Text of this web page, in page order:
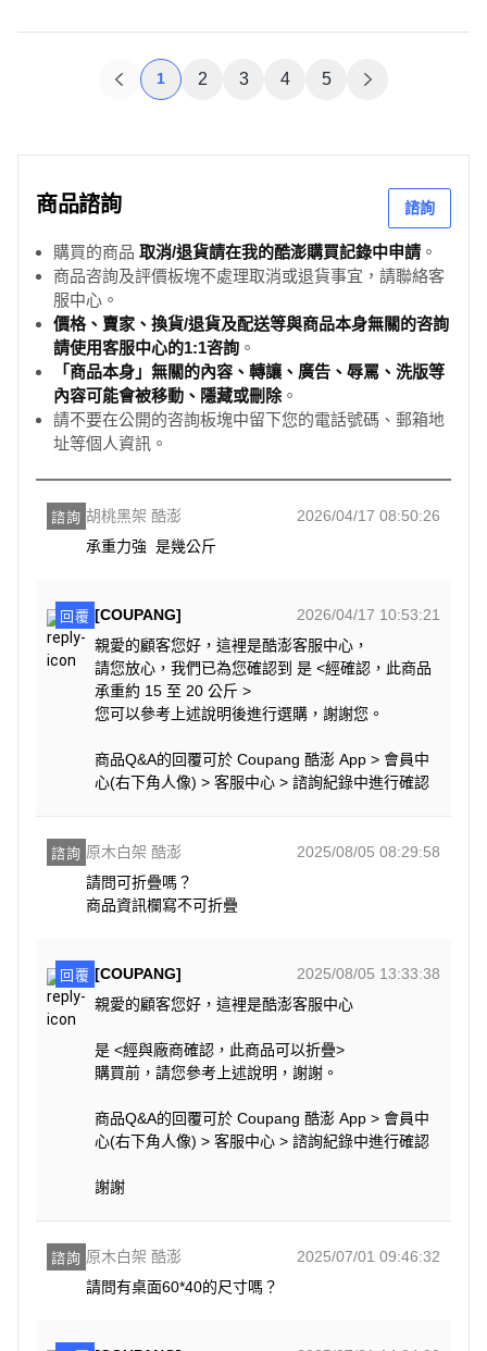
1 2 3 4 5
商品諮詢 諮詢
購買的商品 取消/退貨請在我的酷澎購買記錄中申請 。
商品咨詢及評價板塊不處理取消或退貨事宜，請聯絡客
服中心。
價格、賣家、換貨/退貨及配送等與商品本身無關的咨詢
請使用客服中心的1:1咨詢 。
「商品本身」無關的內容、轉讓、廣告、辱罵、洗版等
內容可能會被移動、隱藏或刪除。
請不要在公開的咨詢板塊中留下您的電話號碼、郵箱地
址等個人資訊。
諮詢 胡桃黑架 酷澎
2026/04/17 08:50:26
承重力強  是幾公斤
回覆 [COUPANG]
2026/04/17 10:53:21
親愛的顧客您好，這裡是酷澎客服中心，
請您放心，我們已為您確認到 是 <經確認，此商品
承重約 15 至 20 公斤 >
您可以參考上述說明後進行選購，謝謝您。
商品Q&A的回覆可於 Coupang 酷澎 App > 會員中
心(右下角人像) > 客服中心 > 諮詢紀錄中進行確認
諮詢 原木白架 酷澎
2025/08/05 08:29:58
請問可折疊嗎？
商品資訊欄寫不可折疊
回覆 [COUPANG]
2025/08/05 13:33:38
親愛的顧客您好，這裡是酷澎客服中心
是 <經與廠商確認，此商品可以折疊>
購買前，請您參考上述說明，謝謝。
商品Q&A的回覆可於 Coupang 酷澎 App > 會員中
心(右下角人像) > 客服中心 > 諮詢紀錄中進行確認
謝謝
諮詢 原木白架 酷澎
2025/07/01 09:46:32
請問有桌面60*40的尺寸嗎？